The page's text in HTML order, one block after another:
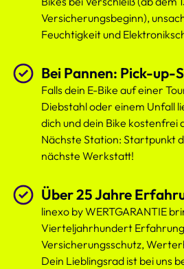
Versicherungsbeginn),
Feuchtigkeit und
Bei Pannen: Pick-up-
Falls dein E-Bike auf einer
Diebstahl oder einem Unfall
dich und dein Bike kostenfrei
Nächste Station: Startpunkt
nächste Werkstatt!
Über 25 Jahre
linexo by WERTGARANTIE
Vierteljahrhundert
Versicherungsschutz,
Dein Lieblingsrad ist bei uns